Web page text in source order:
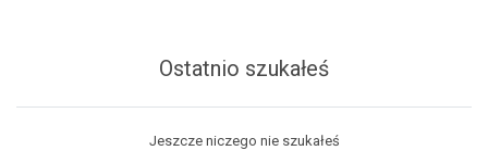
Ostatnio szukałeś
Jeszcze niczego nie szukałeś